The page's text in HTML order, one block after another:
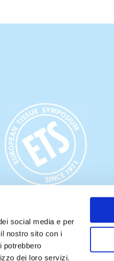
social media e per
nostro sito con i
potrebbero
dei loro servizi.
( Espagnol)